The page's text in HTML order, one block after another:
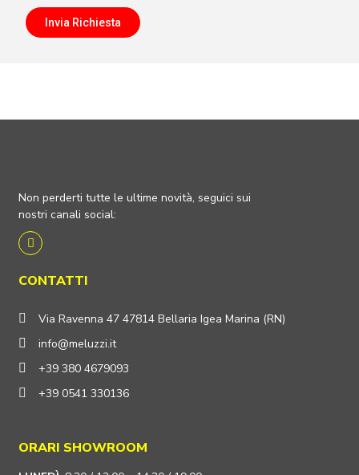
Invia Richiesta
Non perderti tutte le ultime novità, seguici sui
nostri canali social:
CONTATTI
Via Ravenna 47 47814 Bellaria Igea Marina (RN)
info@meluzzi.it
+39 380 4679093
+39 0541 330136
ORARI SHOWROOM